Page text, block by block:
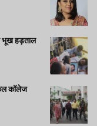
भूख हड़ताल
कॉलेज